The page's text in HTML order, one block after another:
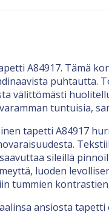
A84917. Tämä
puhtautta.
välittömästi
tuntuisia,
tapetti A84917
sileillä
luoden
tummien
ansiosta